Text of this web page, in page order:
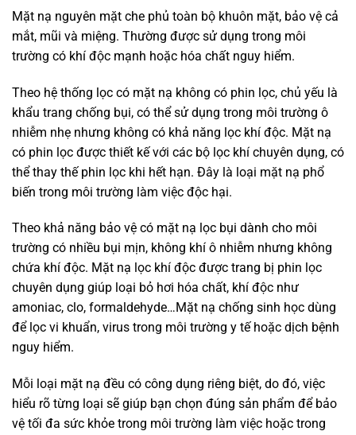
Mặt nạ nguyên mặt che phủ toàn bộ khuôn mặt, bảo vệ cả
mắt, mũi và miệng. Thường được sử dụng trong môi
trường có khí độc mạnh hoặc hóa chất nguy hiểm.
Theo hệ thống lọc có mặt nạ không có phin lọc, chủ yếu là
khẩu trang chống bụi, có thể sử dụng trong môi trường ô
nhiễm nhẹ nhưng không có khả năng lọc khí độc. Mặt nạ
có phin lọc được thiết kế với các bộ lọc khí chuyên dụng, có
thể thay thế phin lọc khi hết hạn. Đây là loại mặt nạ phổ
biến trong môi trường làm việc độc hại.
Theo khả năng bảo vệ có mặt nạ lọc bụi dành cho môi
trường có nhiều bụi mịn, không khí ô nhiễm nhưng không
chứa khí độc. Mặt nạ lọc khí độc được trang bị phin lọc
chuyên dụng giúp loại bỏ hơi hóa chất, khí độc như
amoniac, clo, formaldehyde…Mặt nạ chống sinh học dùng
để lọc vi khuẩn, virus trong môi trường y tế hoặc dịch bệnh
nguy hiểm.
Mỗi loại mặt nạ đều có công dụng riêng biệt, do đó, việc
hiểu rõ từng loại sẽ giúp bạn chọn đúng sản phẩm để bảo
vệ tối đa sức khỏe trong môi trường làm việc hoặc trong